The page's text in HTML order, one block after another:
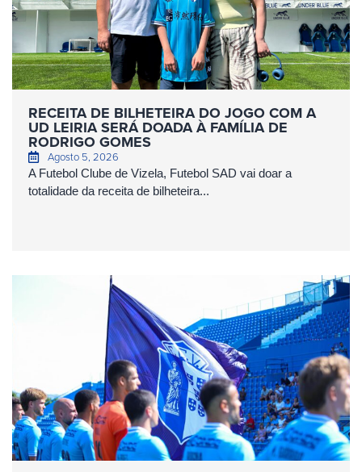
RECEITA DE BILHETEIRA DO JOGO COM A
UD LEIRIA SERÁ DOADA À FAMÍLIA DE
RODRIGO GOMES
Agosto 5, 2026
A Futebol Clube de Vizela, Futebol SAD vai doar a
totalidade da receita de bilheteira...